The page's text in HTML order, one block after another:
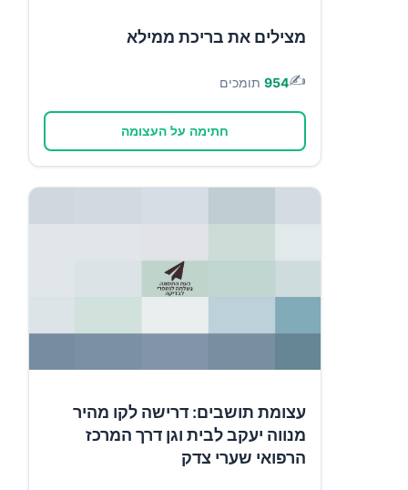
מצילים את בריכת ממילא
✍️
954 תומכים
חתימה על העצומה
עצומת תושבים: דרישה לקו מהיר
מנווה יעקב לבית וגן דרך המרכז
הרפואי שערי צדק